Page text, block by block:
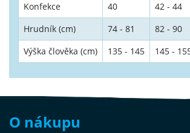
Konfekce
40 42 - 44
Hrudník (cm)
74 - 81 82 - 90
Výška člověka (cm)
135 - 145 145 -
O nákupu